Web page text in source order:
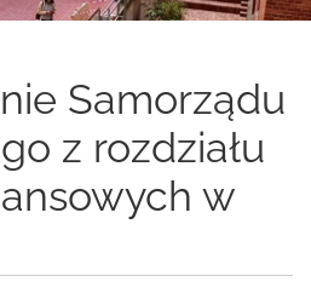
Samorządu
z rozdziału
w